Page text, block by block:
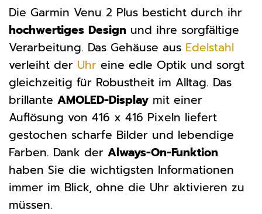
Die Garmin Venu 2 Plus besticht durch ihr
hochwertiges Design und ihre sorgfältige
Verarbeitung. Das Gehäuse aus Edelstahl
verleiht der Uhr eine edle Optik und sorgt
gleichzeitig für Robustheit im Alltag. Das
brillante AMOLED-Display mit einer
Auflösung von 416 x 416 Pixeln liefert
gestochen scharfe Bilder und lebendige
Farben. Dank der Always-On-Funktion
haben Sie die wichtigsten Informationen
immer im Blick, ohne die Uhr aktivieren zu
müssen.